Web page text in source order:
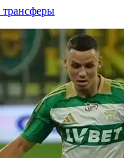
трансферы